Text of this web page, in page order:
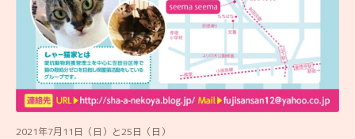
2021年7月11日（日）と25日（日）